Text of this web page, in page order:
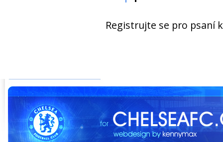
Registrujte se pro psaní